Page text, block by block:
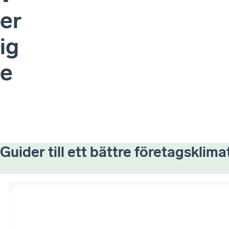
er
ig
e
Guider till ett bättre